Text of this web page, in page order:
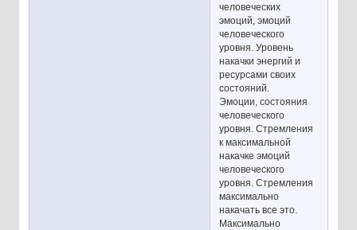
человеческих
эмоций, эмоций
человеческого
уровня. Уровень
накачки энергий и
ресурсами своих
состояний.
Эмоции, состояния
человеческого
уровня. Стремления
к максимальной
накачке эмоций
человеческого
уровня. Стремления
максимально
накачать все это.
Максимально